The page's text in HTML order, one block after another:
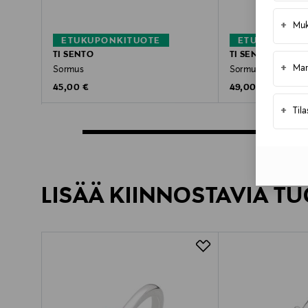
+
+
+
ETUKUPONKITUOTE
TI SENTO
Sormus
Original Price
45,00 €
TI SENTO
Sormus
Original Price
49,00 €
LISÄÄ KIINNOSTAVIA